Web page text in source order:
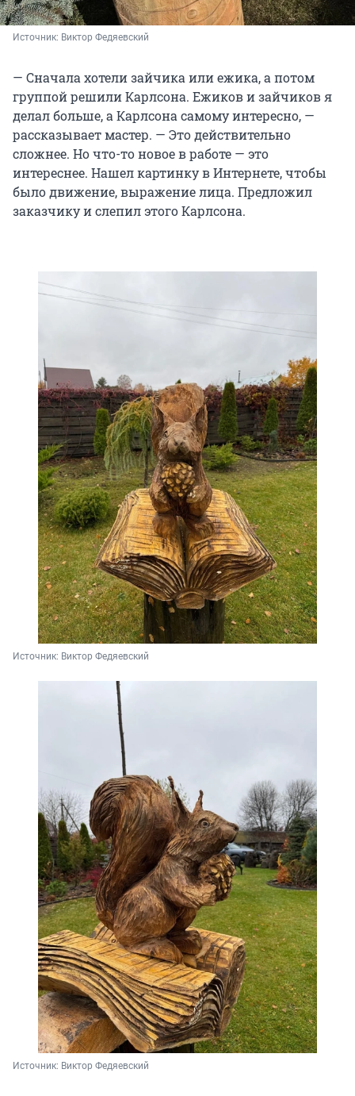
Источник: Виктор Федяевский
— Сначала хотели зайчика или ежика, а потом
группой решили Карлсона. Ежиков и зайчиков я
делал больше, а Карлсона самому интересно, —
рассказывает мастер. — Это действительно
сложнее. Но что-то новое в работе — это
интереснее. Нашел картинку в Интернете, чтобы
было движение, выражение лица. Предложил
заказчику и слепил этого Карлсона.
Источник: Виктор Федяевский
Источник: Виктор Федяевский